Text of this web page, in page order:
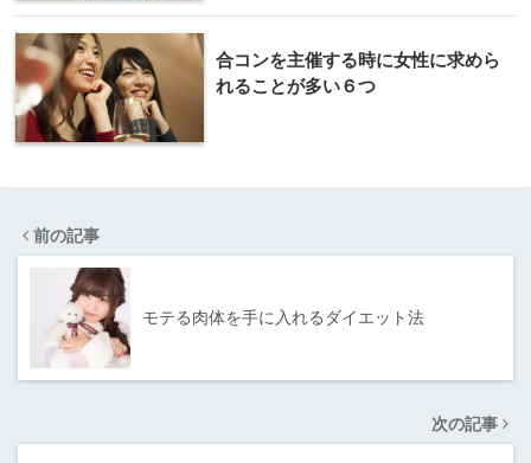
合コンを主催する時に女性に求めら
れることが多い６つ
前の記事
モテる肉体を手に入れるダイエット法
次の記事